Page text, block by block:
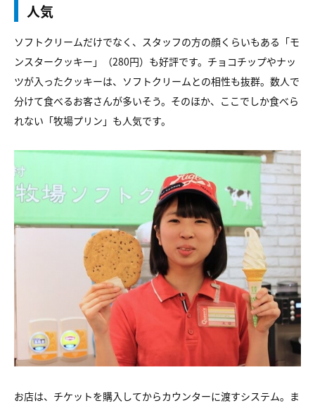
人気
ソフトクリームだけでなく、スタッフの方の顔くらいもある「モ
ンスタークッキー」（280円）も好評です。チョコチップやナッ
ツが入ったクッキーは、ソフトクリームとの相性も抜群。数人で
分けて食べるお客さんが多いそう。そのほか、ここでしか食べら
れない「牧場プリン」も人気です。
お店は、チケットを購入してからカウンターに渡すシステム。ま